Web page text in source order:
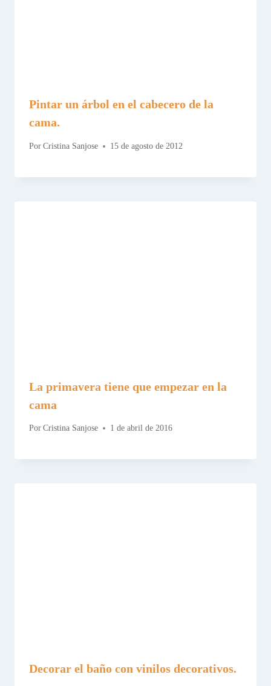
Pintar un árbol en el cabecero de la
cama.
Por Cristina Sanjose 15 de agosto de 2012
La primavera tiene que empezar en la
cama
Por Cristina Sanjose 1 de abril de 2016
Decorar el baño con vinilos decorativos.